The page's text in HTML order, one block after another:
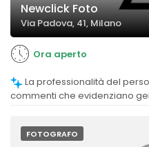
Newclick Foto
Via Padova, 41, Milano
Ora aperto
commenti che evidenziano
FOTOGRAFO